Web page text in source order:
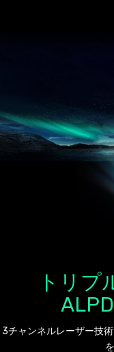
トリプ
3チャンネルレーザー技